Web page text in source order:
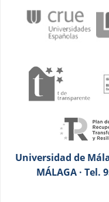
Universidad de
MÁLAGA · Tel.